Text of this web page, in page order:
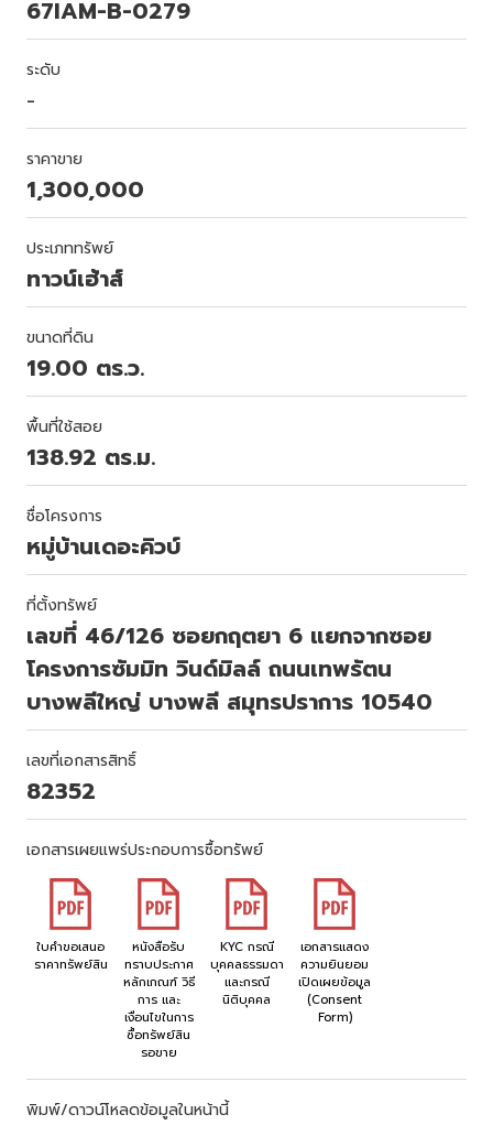
67IAM-B-0279
ระดับ
-
ราคาขาย
1,300,000
ประเภททรัพย์
ทาวน์เฮ้าส์
ขนาดที่ดิน
19.00 ตร.ว.
พื้นที่ใช้สอย
138.92 ตร.ม.
ชื่อโครงการ
หมู่บ้านเดอะคิวบ์
ที่ตั้งทรัพย์
เลขที่ 46/126 ซอยกฤตยา 6 แยกจากซอย
โครงการซัมมิท วินด์มิลล์ ถนนเทพรัตน
บางพลีใหญ่ บางพลี สมุทรปราการ 10540
เลขที่เอกสารสิทธิ์
82352
เอกสารเผยแพร่ประกอบการซื้อทรัพย์
ใบคำขอเสนอ
ราคาทรัพย์สิน
หนังสือรับ
ทราบประกาศ
หลักเกณฑ์ วิธี
การ และ
เงื่อนไขในการ
ซื้อทรัพย์สิน
รอขาย
KYC กรณี
บุคคลธรรมดา
และกรณี
นิติบุคคล
เอกสารแสดง
ความยินยอม
เปิดเผยข้อมูล
(Consent
Form)
พิมพ์/ดาวน์โหลดข้อมูลในหน้านี้